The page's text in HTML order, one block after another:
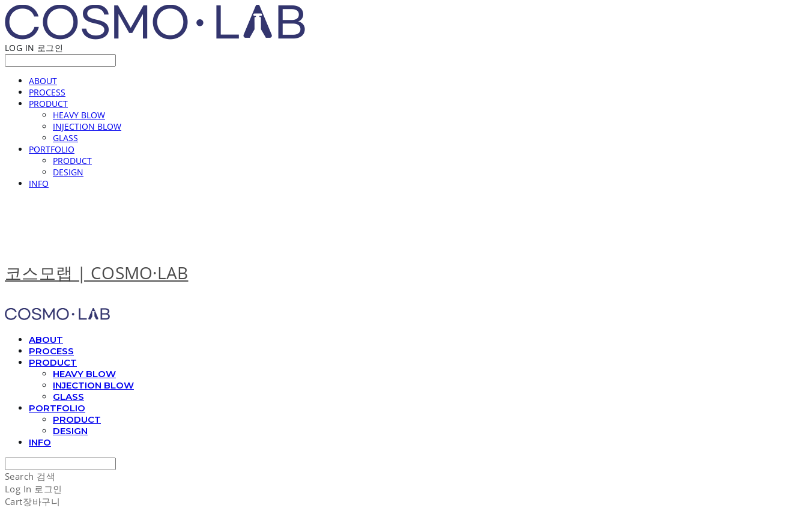
LOG IN 로그인
ABOUT
PROCESS
PRODUCT
HEAVY BLOW
INJECTION BLOW
GLASS
PORTFOLIO
PRODUCT
DESIGN
INFO
코스모랩 | COSMO·LAB
ABOUT
PROCESS
PRODUCT
HEAVY BLOW
INJECTION BLOW
GLASS
PORTFOLIO
PRODUCT
DESIGN
INFO
Search 검색
Log In 로그인
Cart장바구니